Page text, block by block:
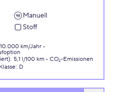
Manuell
Stoff
10.000 km/Jahr
: 5,1 l/100 km
CO₂-Emissionen
: D